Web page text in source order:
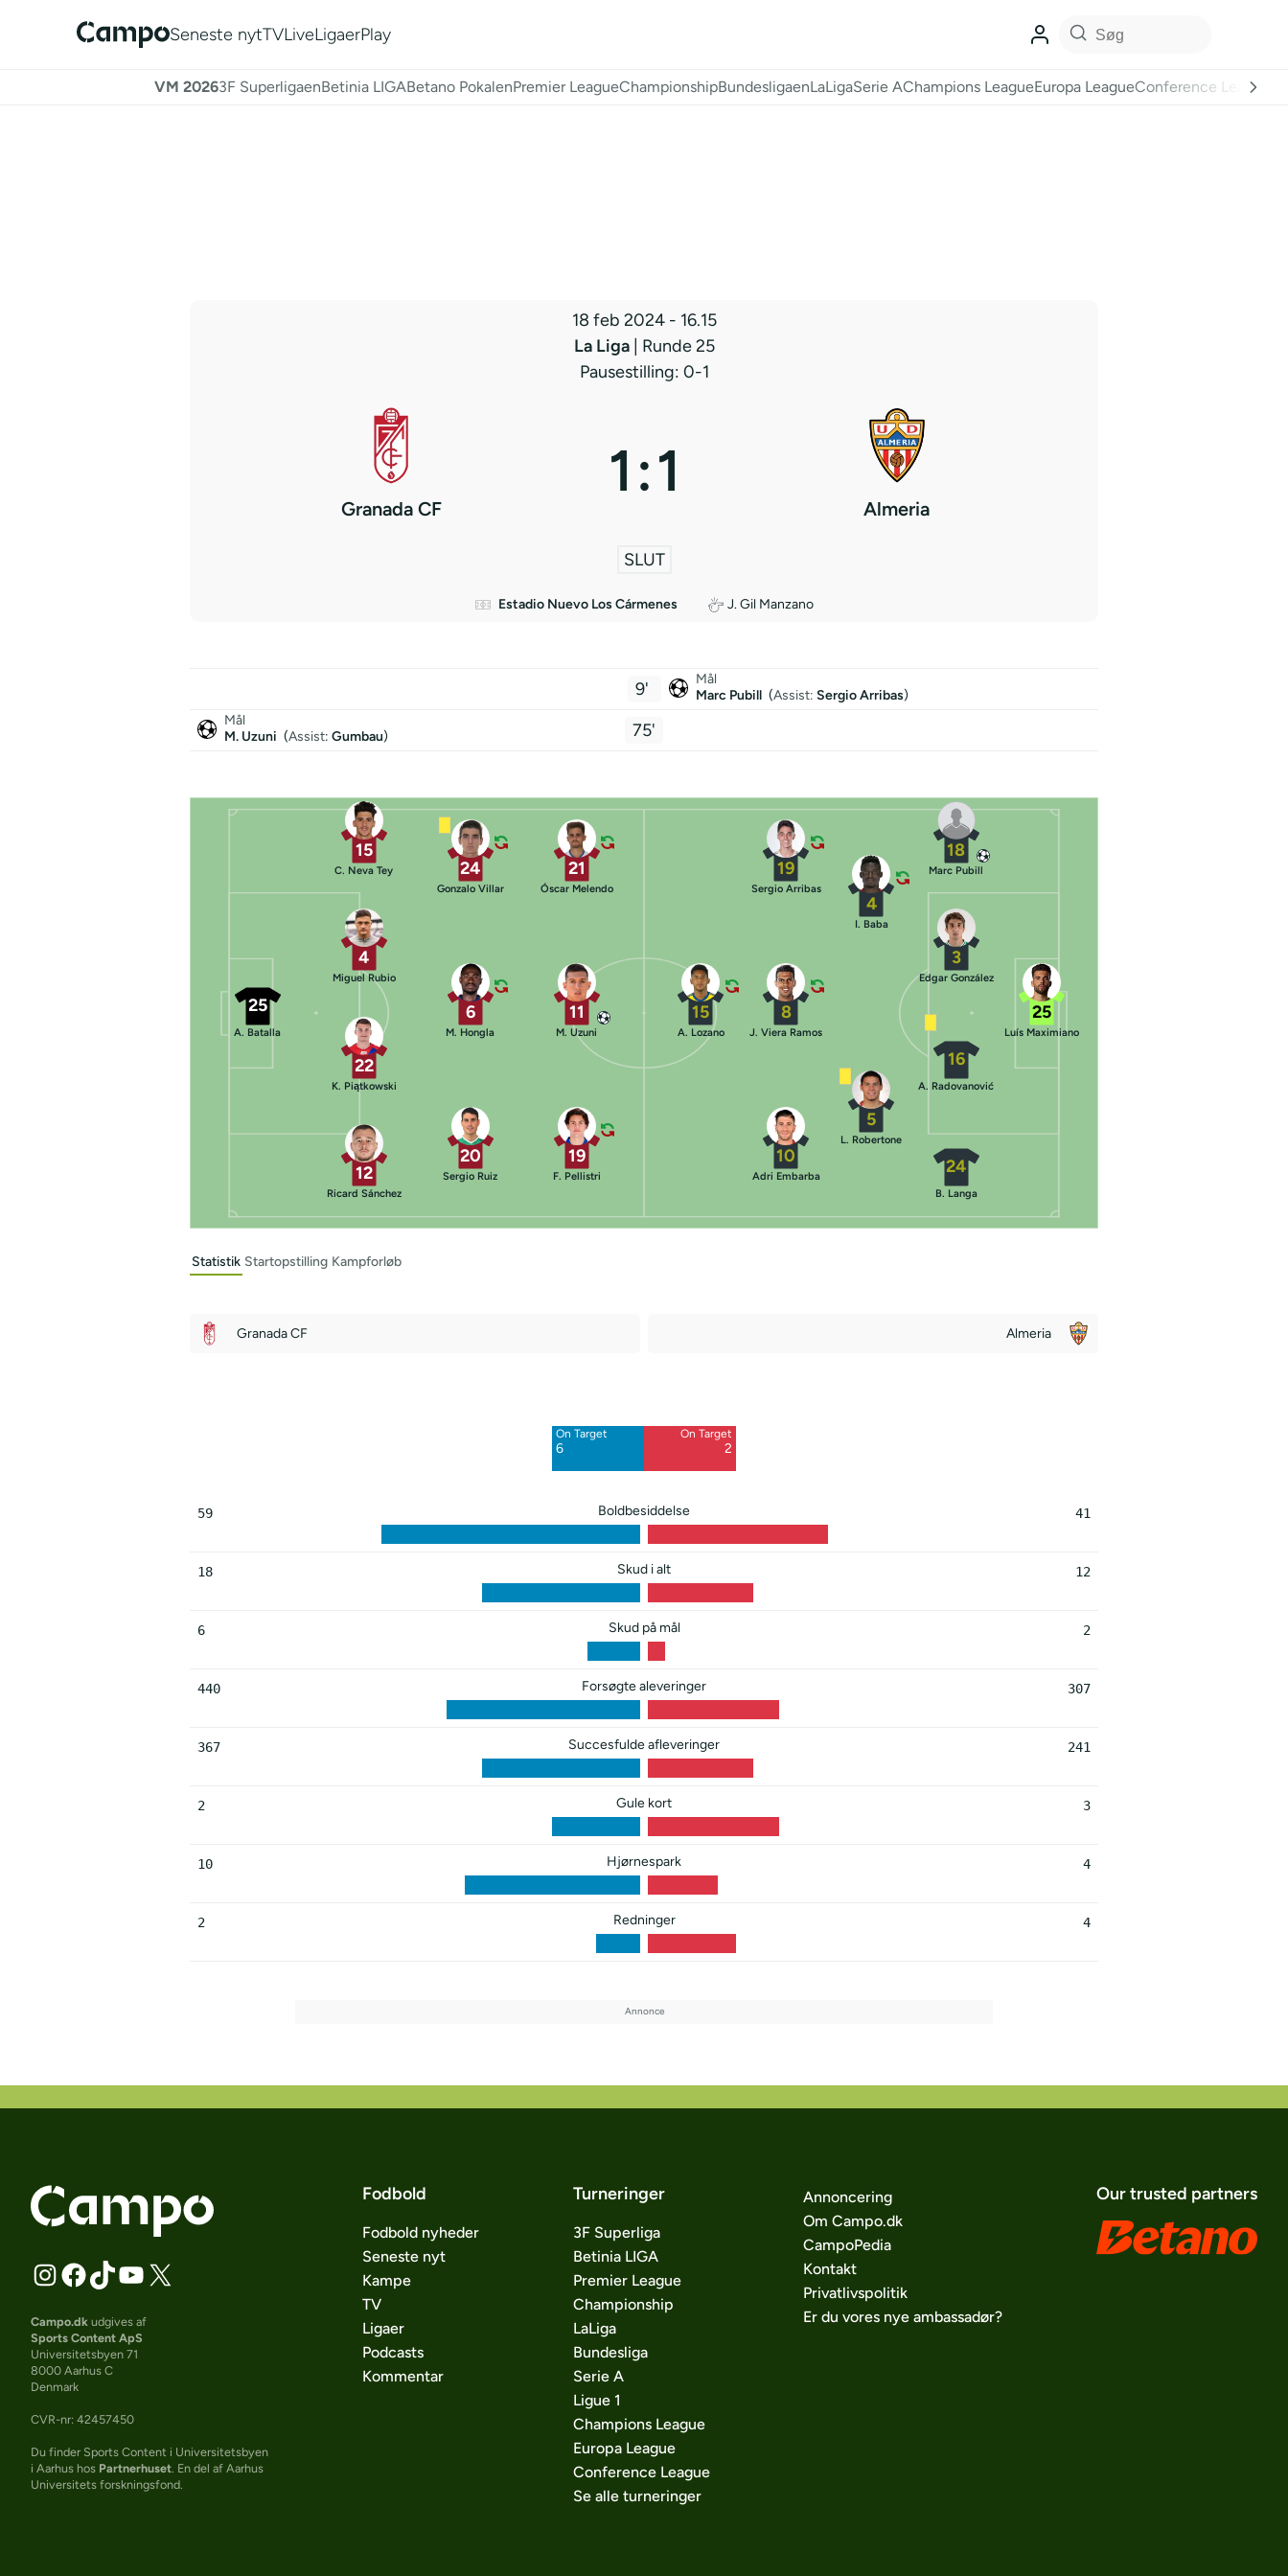
Seneste nytTVLiveLigaerPlay
VM 20263F SuperligaenBetinia LIGABetano PokalenPremier LeagueChampionshipBundesligaenLaLigaSerie AChampions LeagueEuropa LeagueConference League
18 feb 2024 - 16.15
La Liga
| Runde 25
Pausestilling: 0-1
Granada CF
1:1
Almeria
SLUT
Estadio Nuevo Los Cármenes J. Gil Manzano
9'
Mål
Marc Pubill (Assist: Sergio Arribas)
Mål
M. Uzuni (Assist: Gumbau) 75'
25
A. Batalla
15
C. Neva Tey
4
Miguel Rubio
22
K. Piątkowski
12
Ricard Sánchez
24
Gonzalo Villar
6
M. Hongla
20
Sergio Ruiz
21
Óscar Melendo
11
M. Uzuni
19
F. Pellistri
25
Luís Maximiano
24
B. Langa
16
A. Radovanović
3
Edgar González
18
Marc Pubill
5
L. Robertone
4
I. Baba
10
Adri Embarba
8
J. Viera Ramos
19
Sergio Arribas
15
A. Lozano
Statistik Startopstilling Kampforløb
Granada CF Almeria
On Target
6
On Target
2
59 Boldbesiddelse 41
18 Skud i alt 12
6 Skud på mål 2
440 Forsøgte aleveringer 307
367 Succesfulde afleveringer 241
2 Gule kort 3
10 Hjørnespark 4
2 Redninger 4
Campo.dk udgives af
Sports Content ApS
Universitetsbyen 71
8000 Aarhus C
Denmark
CVR-nr: 42457450
Du finder Sports Content i Universitetsbyen
i Aarhus hos Partnerhuset . En del af Aarhus
Universitets forskningsfond.
Fodbold
Fodbold nyheder
Seneste nyt
Kampe
TV
Ligaer
Podcasts
Kommentar
Turneringer
3F Superliga
Betinia LIGA
Premier League
Championship
LaLiga
Bundesliga
Serie A
Ligue 1
Champions League
Europa League
Conference League
Se alle turneringer
Annoncering
Om Campo.dk
CampoPedia
Kontakt
Privatlivspolitik
Er du vores nye ambassadør?
Our trusted partners